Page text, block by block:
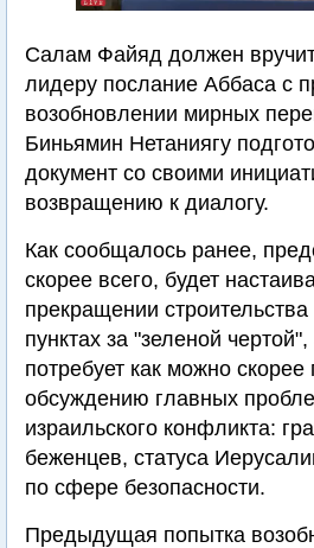
Салам Файяд должен
лидеру послание Аббаса с
возобновлении мирных
Биньямин Нетаниягу
документ со своими
возвращению к диалогу.
Как сообщалось ранее,
скорее всего, будет
прекращении
пунктах за "зеленой
потребует как можно скорее
обсуждению главных
израильского конфликта:
беженцев, статуса
по сфере безопасности.
Предыдущая попытка